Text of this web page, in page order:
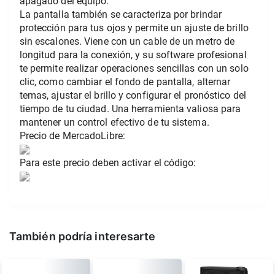
La pantalla también se caracteriza por brindar
protección para tus ojos y permite un ajuste de brillo
sin escalones. Viene con un cable de un metro de
longitud para la conexión, y su software profesional
te permite realizar operaciones sencillas con un solo
clic, como cambiar el fondo de pantalla, alternar
temas, ajustar el brillo y configurar el pronóstico del
tiempo de tu ciudad. Una herramienta valiosa para
mantener un control efectivo de tu sistema.
Precio de MercadoLibre:
Para este precio deben activar el código:
También podría interesarte